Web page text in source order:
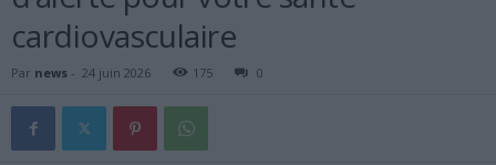
cardiovasculaire
Par news - 24 juin 2026 175 0